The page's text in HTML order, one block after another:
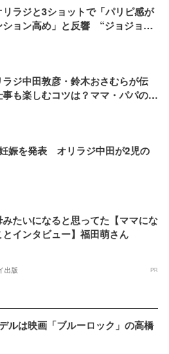
ラジと3ショットで「パリピ感が
ション高め」と反響 “ジョジョ立
ジ中田敦彦・鈴木おさむらが伝
も楽しむコツは？ママ・パパの悩
娠を発表 オリラジ中田が2児の
たいになると思ってた【ママにな
インタビュー】福田萌さん
出版
PR
ルは映画「ブルーロック」の高橋